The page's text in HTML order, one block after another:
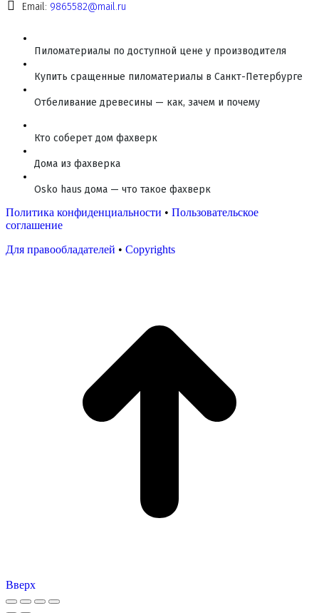
Email: 9865582@mail.ru
Пиломатериалы по доступной цене у производителя
Купить сращенные пиломатериалы в Санкт-Петербурге
Отбеливание древесины — как, зачем и почему
Кто соберет дом фахверк
Дома из фахверка
Osko haus дома — что такое фахверк
Политика конфиденциальности • Пользовательское
соглашение
Для правообладателей • Copyrights
Вверх